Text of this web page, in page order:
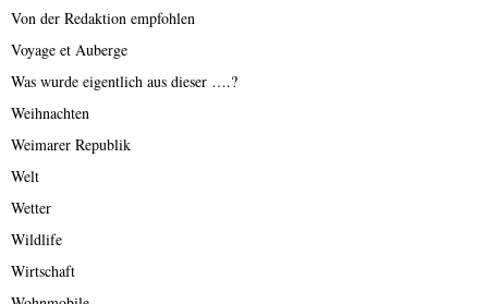
Von der Redaktion empfohlen
Voyage et Auberge
Was wurde eigentlich aus dieser ….?
Weihnachten
Weimarer Republik
Welt
Wetter
Wildlife
Wirtschaft